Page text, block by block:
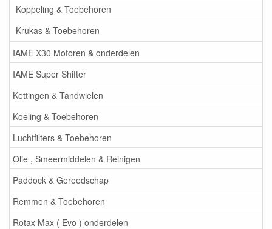
Koppeling & Toebehoren
Krukas & Toebehoren
IAME X30 Motoren & onderdelen
IAME Super Shifter
Kettingen & Tandwielen
Koeling & Toebehoren
Luchtfilters & Toebehoren
Olie , Smeermiddelen & Reinigen
Paddock & Gereedschap
Remmen & Toebehoren
Rotax Max ( Evo ) onderdelen